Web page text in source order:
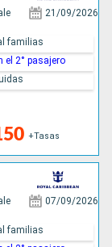
21/09/2026
+Tasas
familias
el 2° pasajero
07/09/2026
familias